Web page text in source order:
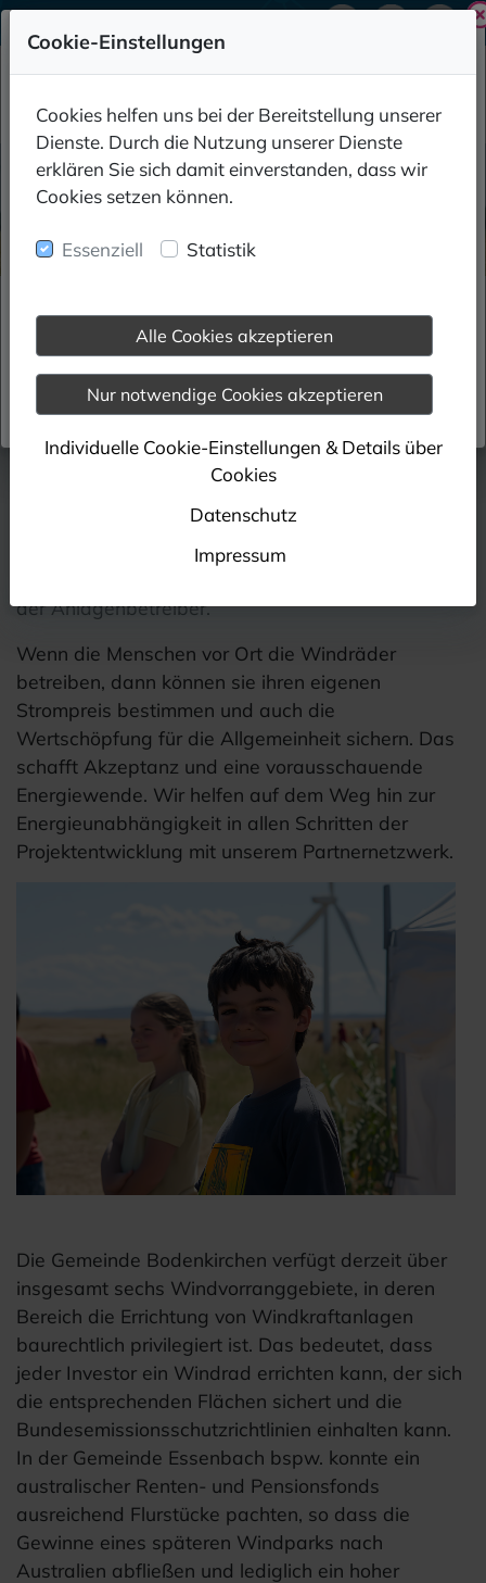
UNSERE
Windenergie für die
Region Bodenkirchen
UNSERE WERTSCHÖPFUNG
der Anlagenbetreiber.“
Wenn die Menschen vor Ort die Windräder
betreiben, dann können sie ihren eigenen
Strompreis bestimmen und auch die
Wertschöpfung für die Allgemeinheit sichern. Das
schafft Akzeptanz und eine vorausschauende
Energiewende. Wir helfen auf dem Weg hin zur
Energieunabhängigkeit in allen Schritten der
Projektentwicklung mit unserem Partnernetzwerk.
Die Gemeinde Bodenkirchen verfügt derzeit über
insgesamt sechs Windvorranggebiete, in deren
Bereich die Errichtung von Windkraftanlagen
baurechtlich privilegiert ist. Das bedeutet, dass
jeder Investor ein Windrad errichten kann, der sich
die entsprechenden Flächen sichert und die
Bundesemissionsschutzrichtlinien einhalten kann.
In der Gemeinde Essenbach bspw. konnte ein
australischer Renten- und Pensionsfonds
ausreichend Flurstücke pachten, so dass die
Gewinne eines späteren Windparks nach
Australien abfließen und lediglich ein hoher
Information
Aktuelles zu uns finden Sie ab sofort auf
Besuchen Sie uns jetzt auch auf we.network und
WE.NETWORK
Cookie-Einstellungen
Cookies helfen uns bei der Bereitstellung unserer
Dienste. Durch die Nutzung unserer Dienste
erklären Sie sich damit einverstanden, dass wir
Cookies setzen können.
Essenziell Statistik
Alle Cookies akzeptieren
Nur notwendige Cookies akzeptieren
Individuelle Cookie-Einstellungen & Details über
Cookies
Datenschutz
Impressum